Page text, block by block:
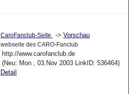
CaroFanclub-Seite -> Vorschau
webseite des CARO-Fanclub
http://www.carofanclub.de
(Neu: Mon , 03.Nov 2003 LinkID: 536464)
Detail